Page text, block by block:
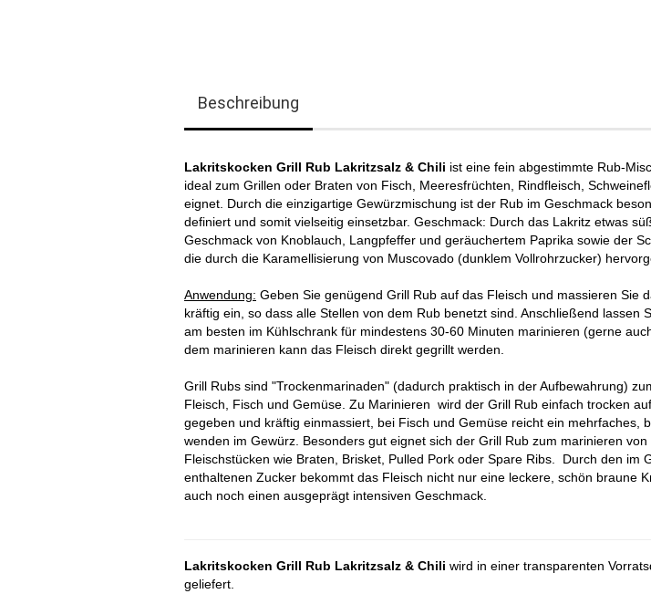
Beschreibung
Lakritskocken Grill Rub Lakritzsalz & Chili ist eine fein abgestimmte Rub-
ideal zum Grillen oder Braten von Fisch, Meeresfrüchten, Rindfleisch,
eignet. Durch die einzigartige Gewürzmischung ist der Rub im Geschmack
definiert und somit vielseitig einsetzbar. Geschmack: Durch das Lakritz etwas
Geschmack von Knoblauch, Langpfeffer und geräuchertem Paprika sowie der
die durch die Karamellisierung von Muscovado (dunklem Vollrohrzucker)
Anwendung: Geben Sie genügend Grill Rub auf das Fleisch und massieren Sie
kräftig ein, so dass alle Stellen von dem Rub benetzt sind. Anschließend lassen
am besten im Kühlschrank für mindestens 30-60 Minuten marinieren (gerne
dem marinieren kann das Fleisch direkt gegrillt werden.
Grill Rubs sind "Trockenmarinaden" (dadurch praktisch in der Aufbewahrung)
Fleisch, Fisch und Gemüse. Zu Marinieren wird der Grill Rub einfach trocken
gegeben und kräftig einmassiert, bei Fisch und Gemüse reicht ein mehrfaches,
wenden im Gewürz. Besonders gut eignet sich der Grill Rub zum marinieren von
Fleischstücken wie Braten, Brisket, Pulled Pork oder Spare Ribs. Durch den im
enthaltenen Zucker bekommt das Fleisch nicht nur eine leckere, schön braune
auch noch einen ausgeprägt intensiven Geschmack.
Lakritskocken Grill Rub Lakritzsalz & Chili wird in einer transparenten
geliefert.